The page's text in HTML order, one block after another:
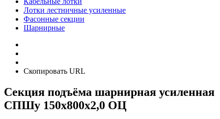
Лотки лестничные усиленные
Фасонные секции
Шарнирные
Скопировать URL
Секция подъёма шарнирная усиленная
СПШу 150х800х2,0 ОЦ